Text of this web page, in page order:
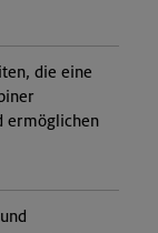
die eine
ermöglichen